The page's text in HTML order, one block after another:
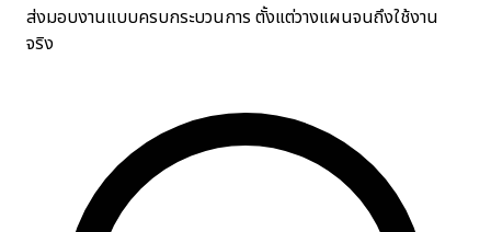
ส่งมอบงานแบบครบกระบวนการ ตั้งแต่วางแผนจนถึงใช้งาน
จริง